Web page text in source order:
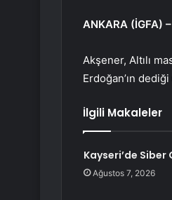
ANKARA (İGFA) –
Akşener, Altılı
Erdoğan’ın
İlgili Makaleler
Kayseri’de
Ağustos 7, 2026